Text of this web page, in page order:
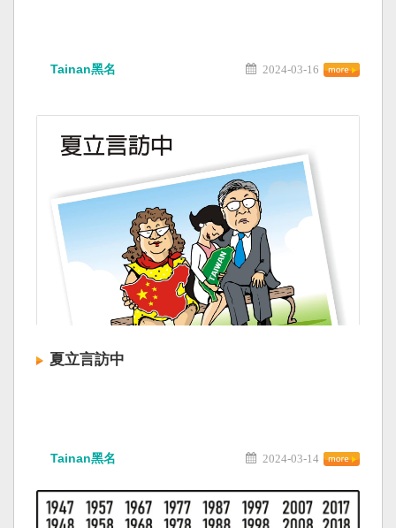
Tainan黑名 2024-03-16
夏立言訪中
Tainan黑名 2024-03-14